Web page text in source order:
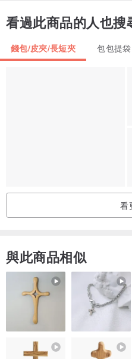
看過此商品的人也搜
錢包/皮夾/長短夾 包包提袋
看
與此商品相似